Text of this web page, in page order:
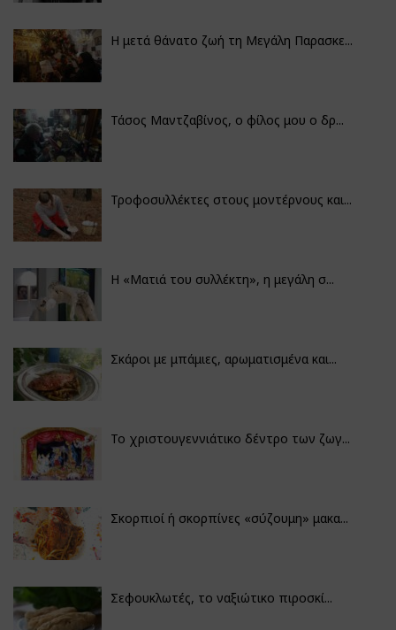
Η μετά θάνατο ζωή τη Μεγάλη Παρασκε...
Τάσος Μαντζαβίνος, ο φίλος μου ο δρ...
Τροφοσυλλέκτες στους μοντέρνους και...
H «Ματιά του συλλέκτη», η μεγάλη σ...
Σκάροι με μπάμιες, αρωματισμένα και...
Το χριστουγεννιάτικο δέντρο των ζωγ...
Σκορπιοί ή σκορπίνες «σύζουμη» μακα...
Σεφουκλωτές, το ναξιώτικο πιροσκί...